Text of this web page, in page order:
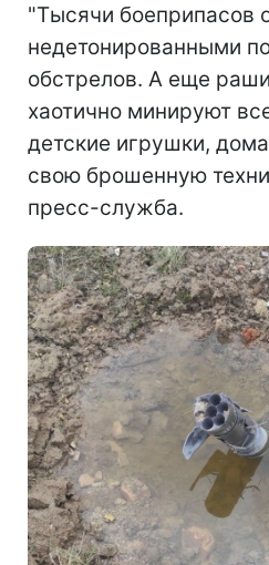
"Тысячи боеприпасов
недетонированными
обстрелов. А еще
хаотично минируют
детские игрушки,
свою брошенную
пресс-служба.